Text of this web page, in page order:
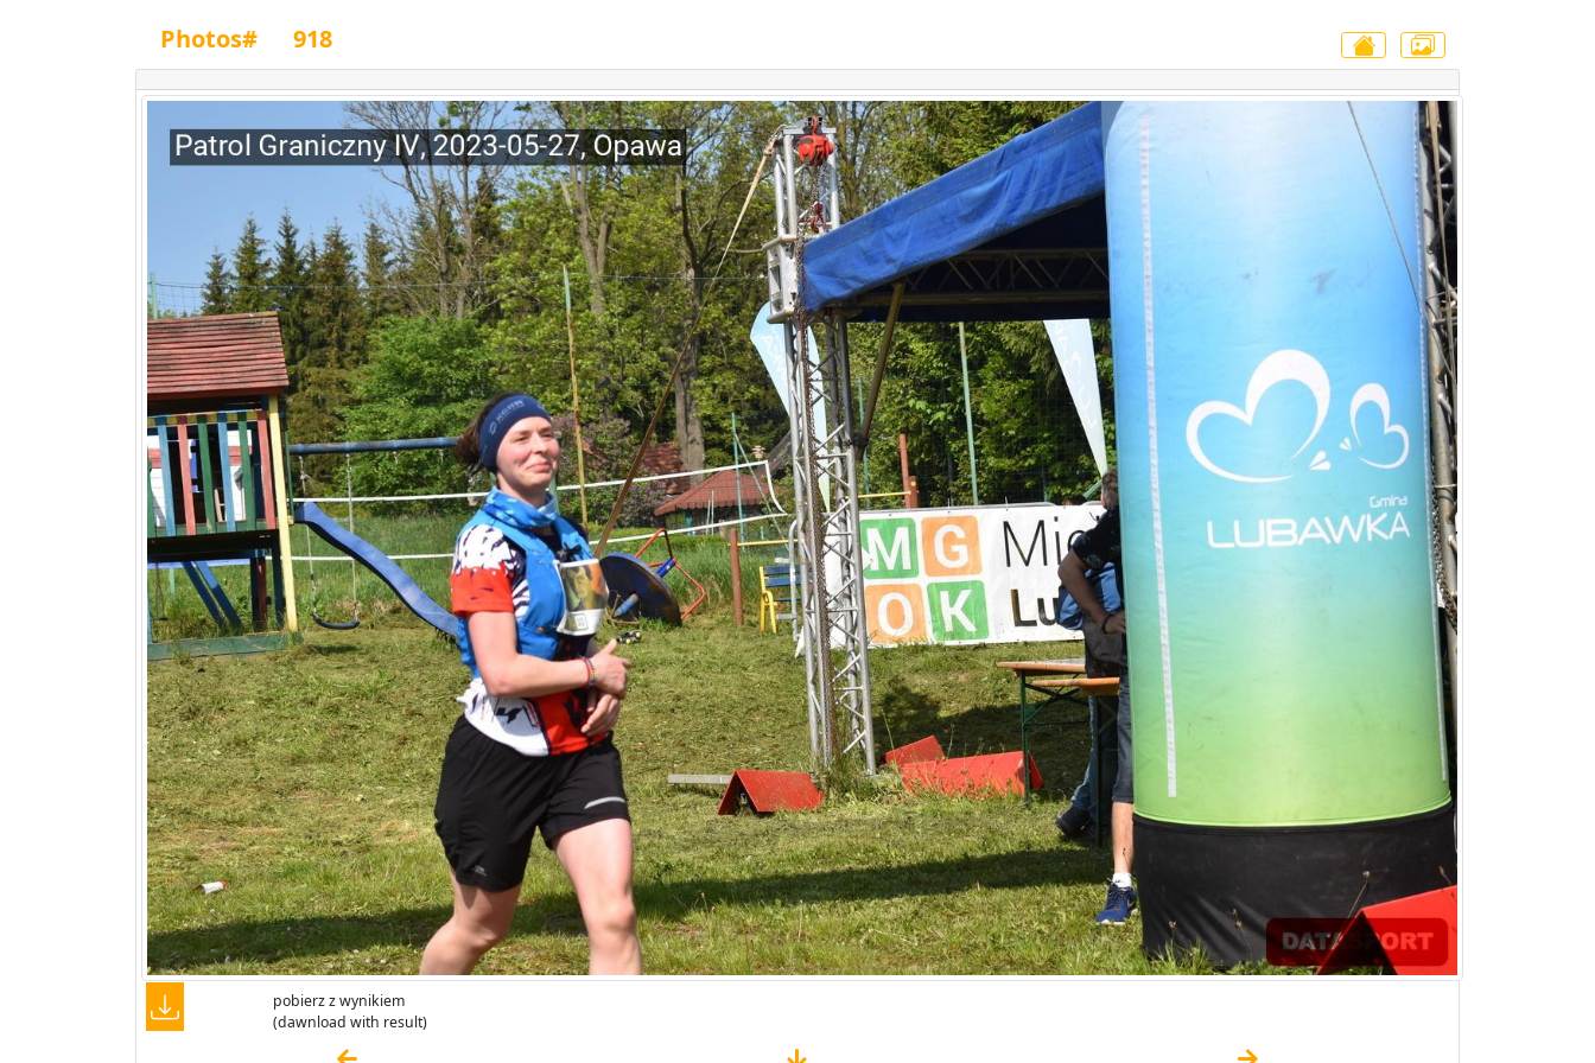
Photos# 918
pobierz z wynikiem
(dawnload with result)